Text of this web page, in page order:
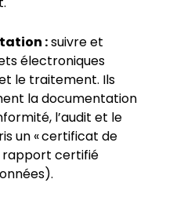
:suivre et
électroniques
le traitement. Ils
la documentation
l’audit et le
un « certificat de
rapport certifié